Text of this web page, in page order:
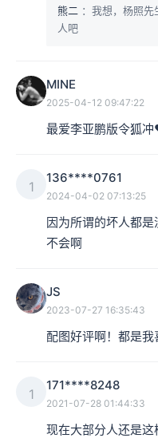
熊二 ：我想，杨照
人吧
MINE
2025-04-12 09:47:22
最爱李亚鹏版令狐
1
136****0761
2024-04-02 07:13:25
因为所谓的坏人都
不会啊
JS
2023-07-27 16:35:43
配图好评啊！都是
1
171****8248
2021-07-28 01:44:33
现在大部分人还是